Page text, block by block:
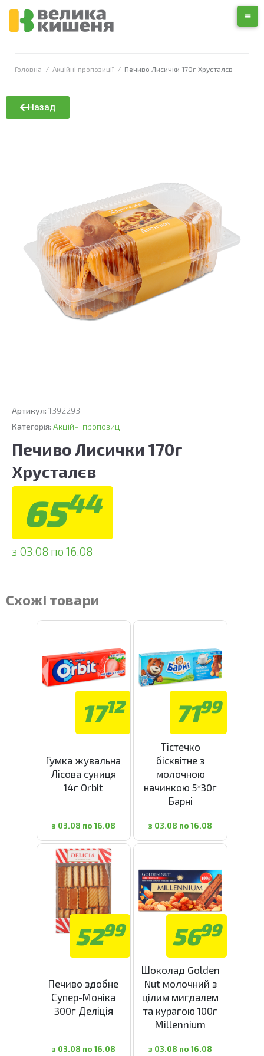
Головна / Акційні пропозиції / Печиво Лисички 170г Хрусталєв
Назад
Артикул: 1392293
Категорія: Акційні пропозиції
Печиво Лисички 170г
Хрусталєв
6544
з 03.08 по 16.08
Схожі товари
1712
Гумка жувальна
Лісова суниця
14г Orbit
з 03.08 по 16.08
7199
Тістечко
бісквітне з
молочною
начинкою 5*30г
Барні
з 03.08 по 16.08
5299
Печиво здобне
Супер-Моніка
300г Деліція
з 03.08 по 16.08
5699
Шоколад Golden
Nut молочний з
цілим мигдалем
та курагою 100г
Millennium
з 03.08 по 16.08